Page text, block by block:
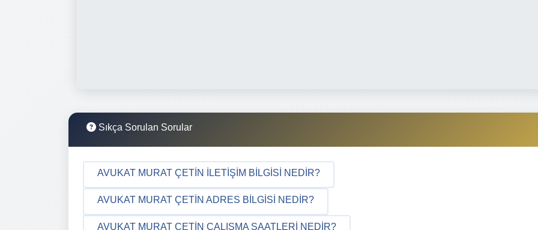
Sıkça Sorulan Sorular
AVUKAT MURAT ÇETIN İLETIŞIM BILGISI NEDIR?
AVUKAT MURAT ÇETIN ADRES BILGISI NEDIR?
AVUKAT MURAT ÇETIN ÇALIŞMA SAATLERI NEDIR?